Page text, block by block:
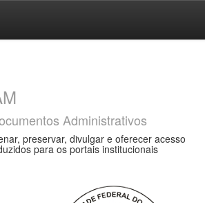
Administrativos
preservar, divulgar e oferecer acesso
para os portais institucionais